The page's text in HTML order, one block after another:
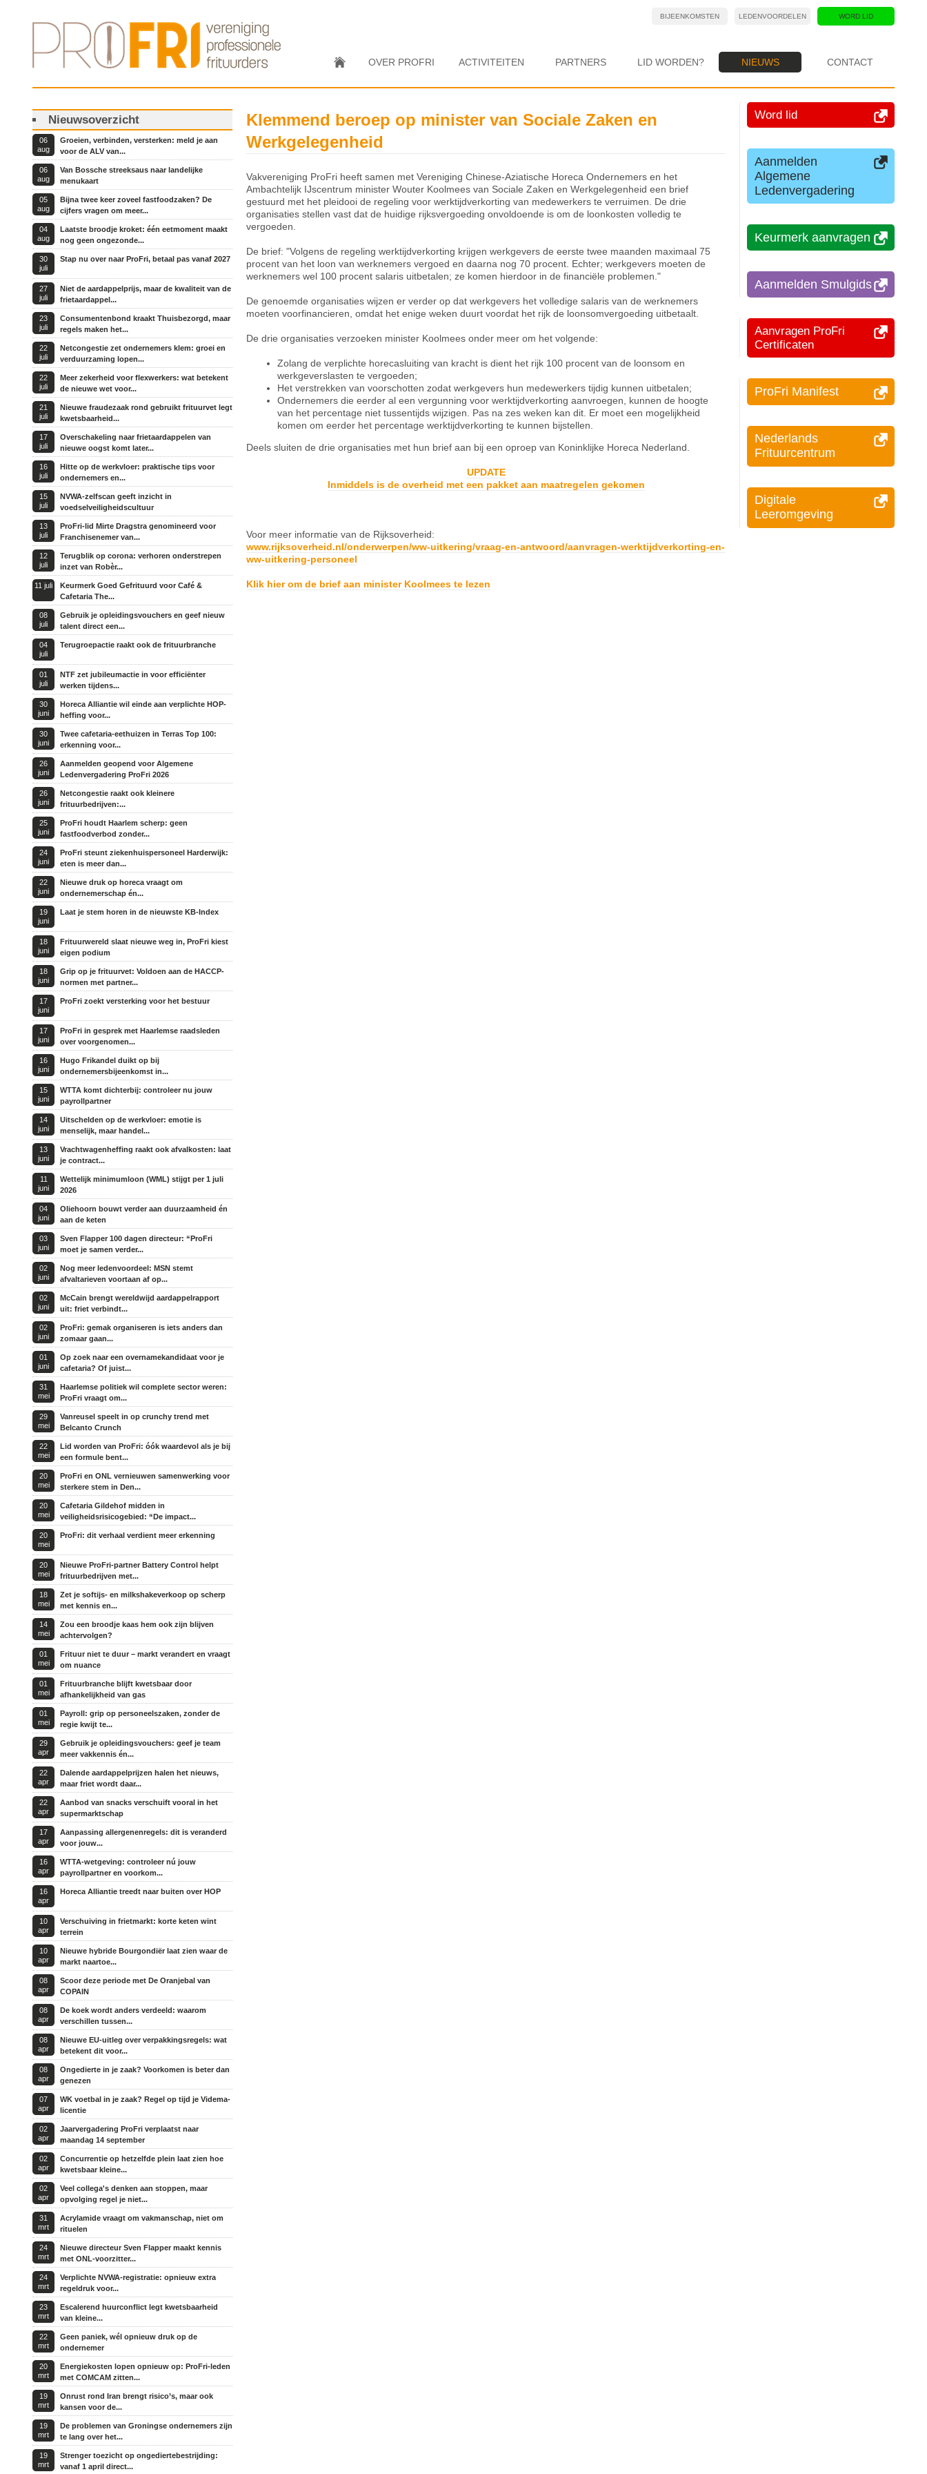
BIJEENKOMSTEN LEDENVOORDELEN WORD LID
OVER PROFRI ACTIVITEITEN PARTNERS LID WORDEN? NIEUWS CONTACT
Nieuwsoverzicht
06
aug
Groeien, verbinden, versterken: meld je aan
voor de ALV van...
06
aug
Van Bossche streeksaus naar landelijke
menukaart
05
aug
Bijna twee keer zoveel fastfoodzaken? De
cijfers vragen om meer...
04
aug
Laatste broodje kroket: één eetmoment maakt
nog geen ongezonde...
30
juli
Stap nu over naar ProFri, betaal pas vanaf 2027
27
juli
Niet de aardappelprijs, maar de kwaliteit van de
frietaardappel...
23
juli
Consumentenbond kraakt Thuisbezorgd, maar
regels maken het...
22
juli
Netcongestie zet ondernemers klem: groei en
verduurzaming lopen...
22
juli
Meer zekerheid voor flexwerkers: wat betekent
de nieuwe wet voor...
21
juli
Nieuwe fraudezaak rond gebruikt frituurvet legt
kwetsbaarheid...
17
juli
Overschakeling naar frietaardappelen van
nieuwe oogst komt later...
16
juli
Hitte op de werkvloer: praktische tips voor
ondernemers en...
15
juli
NVWA-zelfscan geeft inzicht in
voedselveiligheidscultuur
13
juli
ProFri-lid Mirte Dragstra genomineerd voor
Franchisenemer van...
12
juli
Terugblik op corona: verhoren onderstrepen
inzet van Robèr...
11 juli
Keurmerk Goed Gefrituurd voor Café &
Cafetaria The...
08
juli
Gebruik je opleidingsvouchers en geef nieuw
talent direct een...
04
juli
Terugroepactie raakt ook de frituurbranche
01
juli
NTF zet jubileumactie in voor efficiënter
werken tijdens...
30
juni
Horeca Alliantie wil einde aan verplichte HOP-
heffing voor...
30
juni
Twee cafetaria-eethuizen in Terras Top 100:
erkenning voor...
26
juni
Aanmelden geopend voor Algemene
Ledenvergadering ProFri 2026
26
juni
Netcongestie raakt ook kleinere
frituurbedrijven:...
25
juni
ProFri houdt Haarlem scherp: geen
fastfoodverbod zonder...
24
juni
ProFri steunt ziekenhuispersoneel Harderwijk:
eten is meer dan...
22
juni
Nieuwe druk op horeca vraagt om
ondernemerschap én...
19
juni
Laat je stem horen in de nieuwste KB-Index
18
juni
Frituurwereld slaat nieuwe weg in, ProFri kiest
eigen podium
18
juni
Grip op je frituurvet: Voldoen aan de HACCP-
normen met partner...
17
juni
ProFri zoekt versterking voor het bestuur
17
juni
ProFri in gesprek met Haarlemse raadsleden
over voorgenomen...
16
juni
Hugo Frikandel duikt op bij
ondernemersbijeenkomst in...
15
juni
WTTA komt dichterbij: controleer nu jouw
payrollpartner
14
juni
Uitschelden op de werkvloer: emotie is
menselijk, maar handel...
13
juni
Vrachtwagenheffing raakt ook afvalkosten: laat
je contract...
11
juni
Wettelijk minimumloon (WML) stijgt per 1 juli
2026
04
juni
Oliehoorn bouwt verder aan duurzaamheid én
aan de keten
03
juni
Sven Flapper 100 dagen directeur: “ProFri
moet je samen verder...
02
juni
Nog meer ledenvoordeel: MSN stemt
afvaltarieven voortaan af op...
02
juni
McCain brengt wereldwijd aardappelrapport
uit: friet verbindt...
02
juni
ProFri: gemak organiseren is iets anders dan
zomaar gaan...
01
juni
Op zoek naar een overnamekandidaat voor je
cafetaria? Of juist...
31
mei
Haarlemse politiek wil complete sector weren:
ProFri vraagt om...
29
mei
Vanreusel speelt in op crunchy trend met
Belcanto Crunch
22
mei
Lid worden van ProFri: óók waardevol als je bij
een formule bent...
20
mei
ProFri en ONL vernieuwen samenwerking voor
sterkere stem in Den...
20
mei
Cafetaria Gildehof midden in
veiligheidsrisicogebied: “De impact...
20
mei
ProFri: dit verhaal verdient meer erkenning
20
mei
Nieuwe ProFri-partner Battery Control helpt
frituurbedrijven met...
18
mei
Zet je softijs- en milkshakeverkoop op scherp
met kennis en...
14
mei
Zou een broodje kaas hem ook zijn blijven
achtervolgen?
01
mei
Frituur niet te duur – markt verandert en vraagt
om nuance
01
mei
Frituurbranche blijft kwetsbaar door
afhankelijkheid van gas
01
mei
Payroll: grip op personeelszaken, zonder de
regie kwijt te...
29
apr
Gebruik je opleidingsvouchers: geef je team
meer vakkennis én...
22
apr
Dalende aardappelprijzen halen het nieuws,
maar friet wordt daar...
22
apr
Aanbod van snacks verschuift vooral in het
supermarktschap
17
apr
Aanpassing allergenenregels: dit is veranderd
voor jouw...
16
apr
WTTA-wetgeving: controleer nú jouw
payrollpartner en voorkom...
16
apr
Horeca Alliantie treedt naar buiten over HOP
10
apr
Verschuiving in frietmarkt: korte keten wint
terrein
10
apr
Nieuwe hybride Bourgondiër laat zien waar de
markt naartoe...
08
apr
Scoor deze periode met De Oranjebal van
COPAIN
08
apr
De koek wordt anders verdeeld: waarom
verschillen tussen...
08
apr
Nieuwe EU-uitleg over verpakkingsregels: wat
betekent dit voor...
08
apr
Ongedierte in je zaak? Voorkomen is beter dan
genezen
07
apr
WK voetbal in je zaak? Regel op tijd je Videma-
licentie
02
apr
Jaarvergadering ProFri verplaatst naar
maandag 14 september
02
apr
Concurrentie op hetzelfde plein laat zien hoe
kwetsbaar kleine...
02
apr
Veel collega's denken aan stoppen, maar
opvolging regel je niet...
31
mrt
Acrylamide vraagt om vakmanschap, niet om
rituelen
24
mrt
Nieuwe directeur Sven Flapper maakt kennis
met ONL-voorzitter...
24
mrt
Verplichte NVWA-registratie: opnieuw extra
regeldruk voor...
23
mrt
Escalerend huurconflict legt kwetsbaarheid
van kleine...
22
mrt
Geen paniek, wél opnieuw druk op de
ondernemer
20
mrt
Energiekosten lopen opnieuw op: ProFri-leden
met COMCAM zitten...
19
mrt
Onrust rond Iran brengt risico’s, maar ook
kansen voor de...
19
mrt
De problemen van Groningse ondernemers zijn
te lang over het...
19
mrt
Strenger toezicht op ongediertebestrijding:
vanaf 1 april direct...
Klemmend beroep op minister van Sociale Zaken en
Werkgelegenheid
Vakvereniging ProFri heeft samen met Vereniging Chinese-Aziatische Horeca Ondernemers en het
Ambachtelijk IJscentrum minister Wouter Koolmees van Sociale Zaken en Werkgelegenheid een brief
gestuurd met het pleidooi de regeling voor werktijdverkorting van medewerkers te verruimen. De drie
organisaties stellen vast dat de huidige rijksvergoeding onvoldoende is om de loonkosten volledig te
vergoeden.
De brief: "Volgens de regeling werktijdverkorting krijgen werkgevers de eerste twee maanden maximaal 75
procent van het loon van werknemers vergoed en daarna nog 70 procent. Echter; werkgevers moeten de
werknemers wel 100 procent salaris uitbetalen; ze komen hierdoor in de financiële problemen."
De genoemde organisaties wijzen er verder op dat werkgevers het volledige salaris van de werknemers
moeten voorfinancieren, omdat het enige weken duurt voordat het rijk de loonsomvergoeding uitbetaalt.
De drie organisaties verzoeken minister Koolmees onder meer om het volgende:
Zolang de verplichte horecasluiting van kracht is dient het rijk 100 procent van de loonsom en
werkgeverslasten te vergoeden;
Het verstrekken van voorschotten zodat werkgevers hun medewerkers tijdig kunnen uitbetalen;
Ondernemers die eerder al een vergunning voor werktijdverkorting aanvroegen, kunnen de hoogte
van het percentage niet tussentijds wijzigen. Pas na zes weken kan dit. Er moet een mogelijkheid
komen om eerder het percentage werktijdverkorting te kunnen bijstellen.
Deels sluiten de drie organisaties met hun brief aan bij een oproep van Koninklijke Horeca Nederland.
UPDATE
Inmiddels is de overheid met een pakket aan maatregelen gekomen
Voor meer informatie van de Rijksoverheid:
www.rijksoverheid.nl/onderwerpen/ww-uitkering/vraag-en-antwoord/aanvragen-werktijdverkorting-en-
ww-uitkering-personeel
Klik hier om de brief aan minister Koolmees te lezen
Word lid
Aanmelden
Algemene
Ledenvergadering
Keurmerk aanvragen
Aanmelden Smulgids
Aanvragen ProFri
Certificaten
ProFri Manifest
Nederlands
Frituurcentrum
Digitale
Leeromgeving